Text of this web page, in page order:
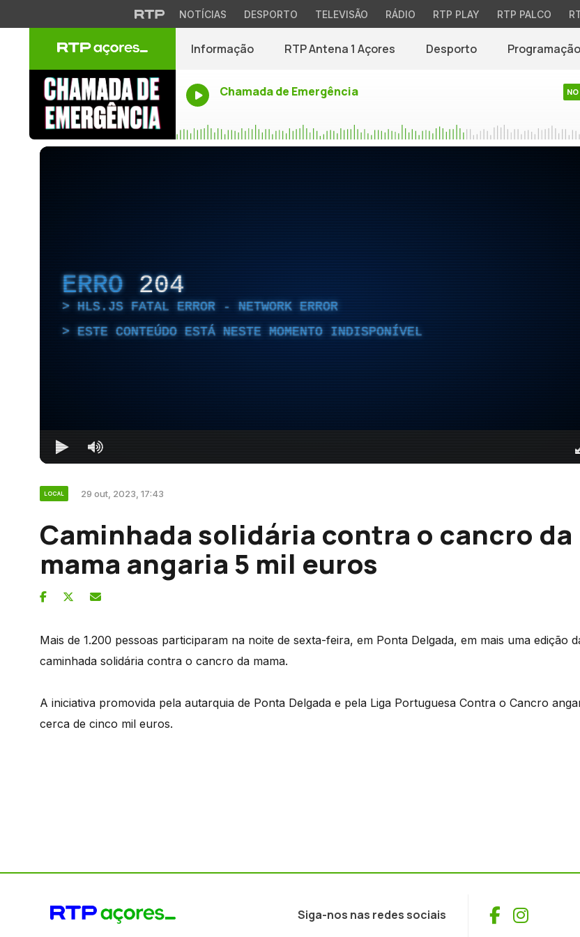
NOTÍCIAS DESPORTO TELEVISÃO RÁDIO RTP PLAY RTP PALCO
Informação RTP Antena 1 Açores Desporto Programação
Chamada de Emergência
ERRO 204
HLS.JS FATAL ERROR - NETWORK ERROR
ESTE CONTEÚDO ESTÁ NESTE MOMENTO INDISPONÍVEL
LOCAL 29 out, 2023, 17:43
Caminhada solidária contra o cancro da
mama angaria 5 mil euros
Mais de 1.200 pessoas participaram na noite de sexta-feira, em Ponta Delgada, em mais uma edição
caminhada solidária contra o cancro da mama.
A iniciativa promovida pela autarquia de Ponta Delgada e pela Liga Portuguesa Contra o Cancro
cerca de cinco mil euros.
Siga-nos nas redes sociais Facebook